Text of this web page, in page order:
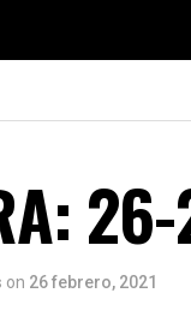
on 26 febrero, 2021